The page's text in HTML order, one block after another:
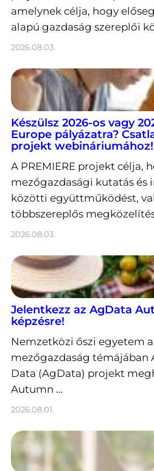
amelynek célja, hogy
alapú gazdaság szereplői
2026.08.03.
Készülsz 2026-os vagy
Europe pályázatra?
projekt webináriumához!
A PREMIERE projekt célja,
mezőgazdasági kutatás és
közötti együttműködést,
többszereplős
2026.08.03.
Jelentkezz az AgData
képzésre!
Nemzetközi őszi egyetem
mezőgazdaság témájában
Data (AgData) projekt
Autumn …
2026.08.01.